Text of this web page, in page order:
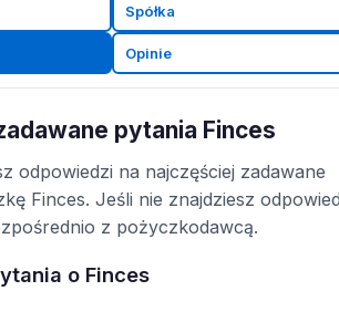
Spółka
Opinie
pytania Finces
odpowiedzi na najczęściej zadawane
Finces. Jeśli nie znajdziesz
z pożyczkodawcą.
o Finces